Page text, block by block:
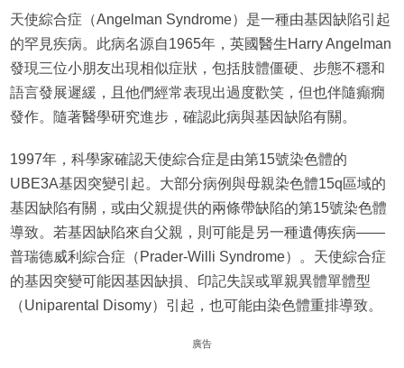
天使綜合症（Angelman Syndrome）是一種由基因缺陷引起
的罕見疾病。此病名源自1965年，英國醫生Harry Angelman
發現三位小朋友出現相似症狀，包括肢體僵硬、步態不穩和
語言發展遲緩，且他們經常表現出過度歡笑，但也伴隨癲癇
發作。隨著醫學研究進步，確認此病與基因缺陷有關。
1997年，科學家確認天使綜合症是由第15號染色體的
UBE3A基因突變引起。大部分病例與母親染色體15q區域的
基因缺陷有關，或由父親提供的兩條帶缺陷的第15號染色體
導致。若基因缺陷來自父親，則可能是另一種遺傳疾病——
普瑞德威利綜合症（Prader-Willi Syndrome）。天使綜合症
的基因突變可能因基因缺損、印記失誤或單親異體單體型
（Uniparental Disomy）引起，也可能由染色體重排導致。
廣告